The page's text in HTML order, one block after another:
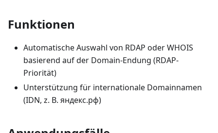
Funktionen
Automatische Auswahl von RDAP oder WHOIS
basierend auf der Domain-Endung (RDAP-
Priorität)
Unterstützung für internationale Domainnamen
(IDN, z. B. яндекс.рф)